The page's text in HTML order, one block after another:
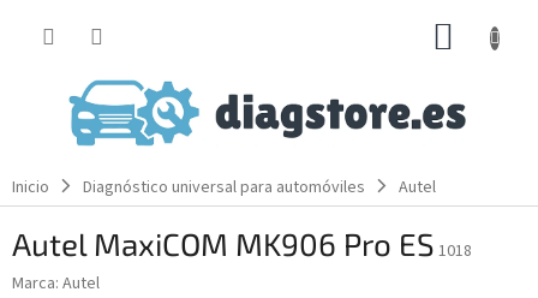
CESTA
Inicio Diagnóstico universal para automóviles Autel
Autel MaxiCOM MK906 Pro ES 1018
Marca: Autel